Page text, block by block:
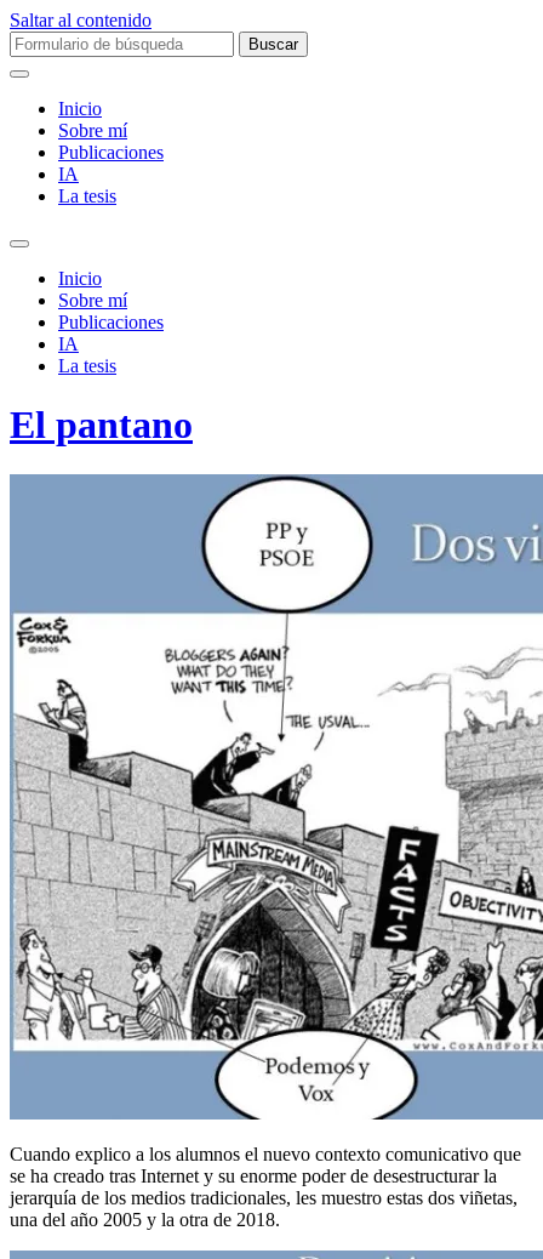
Saltar al contenido
Buscar:
Inicio
Sobre mí­
Publicaciones
IA
La tesis
Alternar
campo
búsqueda
Inicio
Sobre mí­
Publicaciones
IA
La tesis
El pantano
Cuando explico a los alumnos el nuevo contexto comunicativo que
se ha creado tras Internet y su enorme poder de desestructurar la
jerarquía de los medios tradicionales, les muestro estas dos viñetas,
una del año 2005 y la otra de 2018.